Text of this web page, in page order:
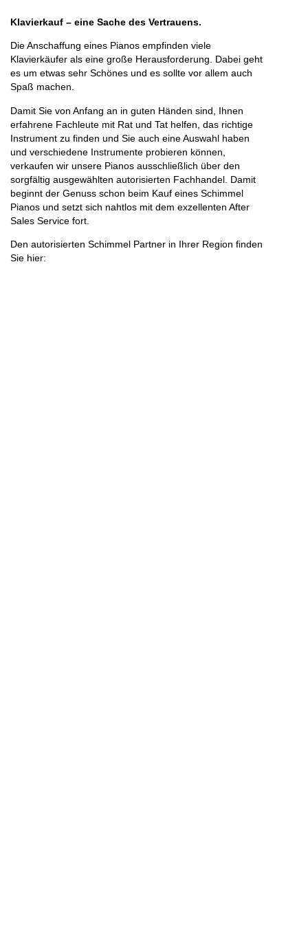
Klavierkauf – eine Sache des Vertrauens.
Die Anschaffung eines Pianos empfinden viele
Klavierkäufer als eine große Herausforderung. Dabei geht
es um etwas sehr Schönes und es sollte vor allem auch
Spaß machen.
Damit Sie von Anfang an in guten Händen sind, Ihnen
erfahrene Fachleute mit Rat und Tat helfen, das richtige
Instrument zu finden und Sie auch eine Auswahl haben
und verschiedene Instrumente probieren können,
verkaufen wir unsere Pianos ausschließlich über den
sorgfältig ausgewählten autorisierten Fachhandel. Damit
beginnt der Genuss schon beim Kauf eines Schimmel
Pianos und setzt sich nahtlos mit dem exzellenten After
Sales Service fort.
Den autorisierten Schimmel Partner in Ihrer Region finden
Sie hier: